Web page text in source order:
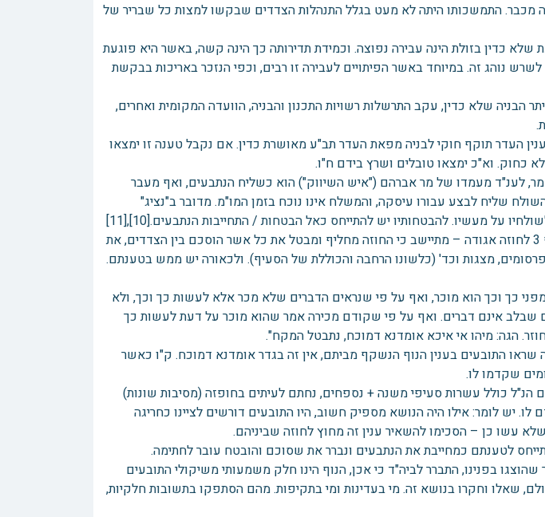
מכבר. התמשכותו היתה לא מעט בגלל התנהלות הצדדים שבקשו למצות כל שבריר של
כדין בזולת הינה עבירה נפוצה. וכמידת תדירותה כך הינה קשה, באשר היא פוגעת
לשרש נוהג זה. במיוחד באשר הפיתויים לעבירה זו רבים, וכפי הנזכר באריכות בבקשת
שלא כדין, עקב התרשלות רשויות התכנון והבניה, הוועדה המקומית ואחרים,
העדר תוקף חוקי לבניה מפאת העדר תב"ע מאושרת כדין. אם נקבל טענה זו ימצאו
כחוק. וא"כ ימצאו טובלים ושרץ בידם ח"ו.
לענ"ד מעמדו של מר אברהם ("איש השיווק") הוא כשליח הנתבעים, ואף מעבר
באדם השולח שליח לבצע עבורו עיסקה, והמשלח אינו נוכח בזמן המו"מ. מדובר ב"נציג"
על מעשיו. להבטחותיו יש להתייחס כאל הבטחות / התחייבות הנתבעים.[10],[11]
כו. אולם, הנתבעים טענו ע"פ סעיף 3 לחוזה אגודה – מתיישב כי החוזה מחליף ומבטל את כל אשר הוסכם בין הצדדים, את
מצגות וכד' (כלשונו הרחבה והכוללת של הסעיף). ולכאורה יש ממש בטענתם.
כך וכך הוא מוכר, ואף על פי שנראים הדברים שלא מכר אלא לעשות כך וכך, ולא
שבלב אינם דברים. ואף על פי שקודם מכירה אמר שהוא מוכר על דעת לעשות כך
הגה: מיהו אי איכא אומדנא דמוכח, נתבטל המקח".
שראו התובעים בענין הנוף הנשקף מביתם, אין זה בגדר אומדנא דמוכח. ק"ו כאשר
שקדמו לו.
כולל עשרות סעיפי משנה + נספחים, נחתם לעיתים בחופזה (מסיבות שונות)
יש לומר: אילו היה הנושא מספיק חשוב, היו התובעים דורשים לציינו כחריגה
לטענתם כמחייבת את הנתבעים ונברר את שסוכם והובטח עובר לחתימה.
בפנינו, התברר לביה"ד כי אכן, הנוף הינו חלק משמעותי משיקולי התובעים
שאלו וחקרו בנושא זה. מי בעדינות ומי בתקיפות. מהם הסתפקו בתשובות חלקיות,